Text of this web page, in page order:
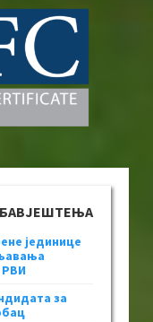
јединице
РВИ
за